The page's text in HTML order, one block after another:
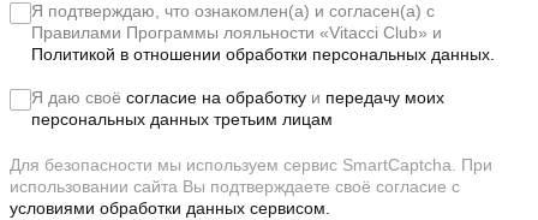
Я подтверждаю, что ознакомлен(а) и согласен(а) с
Правилами Программы лояльности «Vitacci Club» и
Политикой в отношении обработки персональных данных.
Я даю своё согласие на обработку и передачу моих
персональных данных третьим лицам
Для безопасности мы используем сервис SmartCaptcha. При
использовании сайта Вы подтверждаете своё согласие с
условиями обработки данных сервисом.